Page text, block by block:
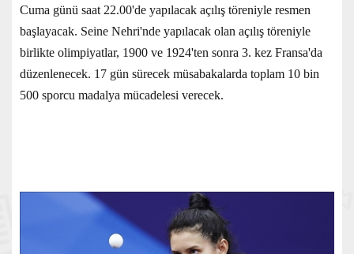
Cuma günü saat 22.00'de yapılacak açılış töreniyle resmen
başlayacak. Seine Nehri'nde yapılacak olan açılış töreniyle
birlikte olimpiyatlar, 1900 ve 1924'ten sonra 3. kez Fransa'da
düzenlenecek. 17 gün sürecek müsabakalarda toplam 10 bin
500 sporcu madalya mücadelesi verecek.